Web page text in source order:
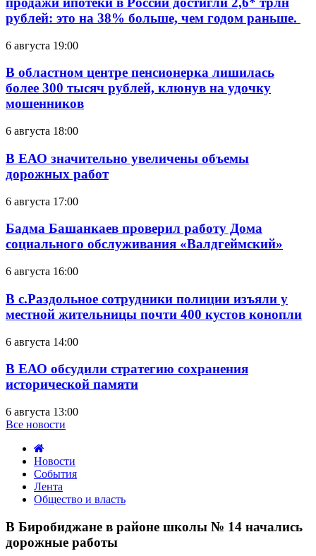
рублей: это на 38% больше, чем годом раньше.
6 августа 19:00
В областном центре пенсионерка лишилась
более 300 тысяч рублей, клюнув на удочку
мошенников
6 августа 18:00
В ЕАО значительно увеличены объемы
дорожных работ
6 августа 17:00
Бадма Башанкаев проверил работу Дома
социального обслуживания «Валдгеймский»
6 августа 16:00
В с.Раздольное сотрудники полиции изъяли у
местной жительницы почти 400 кустов конопли
6 августа 14:00
В ЕАО обсудили стратегию сохранения
исторической памяти
6 августа 13:00
Все новости
Новости
События
Лента
Общество и власть
Биробиджане
в
районе
В Биробиджане в районе школы № 14 начались
дорожные работы